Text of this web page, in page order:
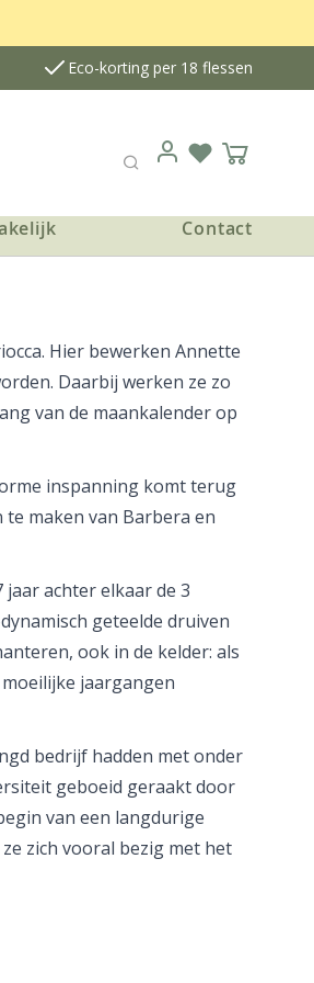
Eco-korting per 18 flessen
Verlanglijst
Contact
Hier bewerken Annette
Daarbij werken ze zo
van de maankalender op
inspanning komt terug
maken van Barbera en
achter elkaar de 3
geteelde druiven
ook in de kelder: als
jaargangen
bedrijf hadden met onder
geboeid geraakt door
van een langdurige
zich vooral bezig met het